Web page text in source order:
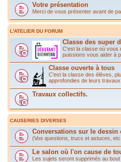
Votre présentation
Merci de vous présenter avant de
L'ATELIER DU FORUM
Classe des super
C'est la classe où vous
puissions vous aider à
Classe ouverte à tous
C'est la classe des élèves,
approfondies de leurs
Travaux collectifs.
CAUSERIES DIVERSES
Conversations sur le dessin
(Vos questions, trucs et astuces,
Le salon où l'on cause de
Les sujets seront supprimés au bout